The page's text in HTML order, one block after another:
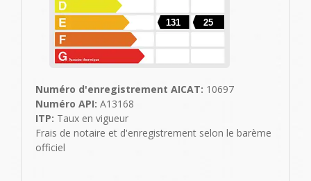
131 25
Numéro d'enregistrement AICAT: 10697
Numéro API: A13168
ITP: Taux en vigueur
Frais de notaire et d'enregistrement selon le barème
officiel